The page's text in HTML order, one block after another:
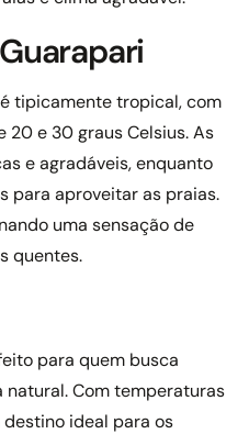
tipicamente tropical, com
e 30 graus Celsius. As
e agradáveis, enquanto
para aproveitar as praias.
uma sensação de
quentes.
para quem busca
natural. Com temperaturas
ideal para os